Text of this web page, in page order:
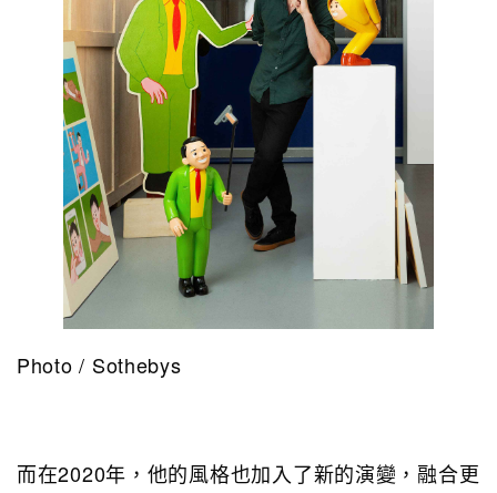
Photo / Sothebys
而在2020年，他的風格也加入了新的演變，融合更